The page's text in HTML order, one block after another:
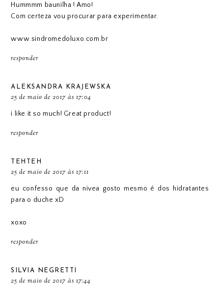
Hummmm baunilha ! Amo!
Com certeza vou procurar para experimentar.
www.sindromedoluxo.com.br
responder
ALEKSANDRA KRAJEWSKA
25 de maio de 2017 às 17:04
i like it so much! Great product!
responder
TEHTEH
25 de maio de 2017 às 17:11
eu confesso que da nivea gosto mesmo é dos hidratantes
para o duche xD
xoxo
responder
SILVIA NEGRETTI
25 de maio de 2017 às 17:44